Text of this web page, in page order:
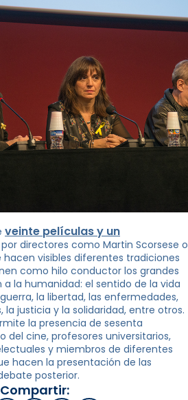
veinte películas y un
directores como Martin Scorsese o
hacen visibles diferentes tradiciones
como hilo conductor los grandes
la humanidad: el sentido de la vida
la libertad, las enfermedades,
la justicia y la solidaridad, entre otros.
la presencia de sesenta
del cine, profesores universitarios,
y miembros de diferentes
hacen la presentación de las
posterior.
Compartir: